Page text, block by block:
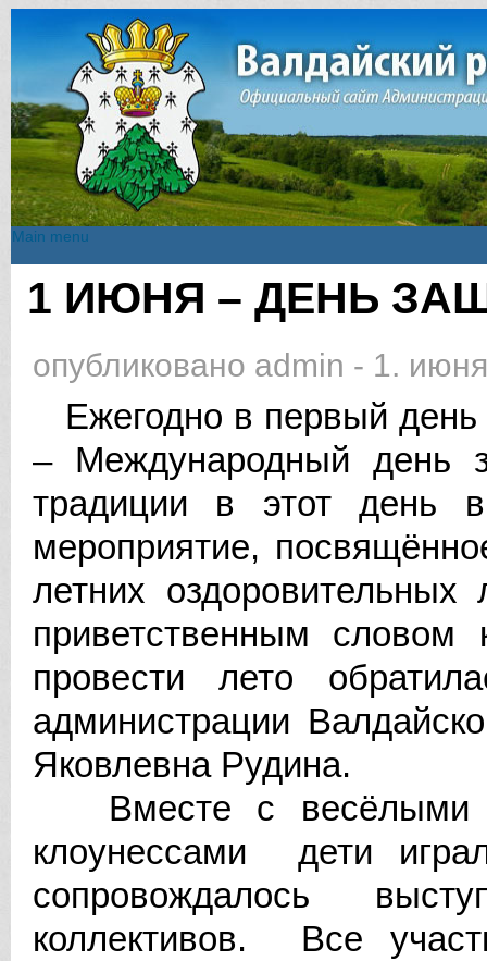
Main menu
Вы здесь
1 ИЮНЯ – ДЕНЬ
опубликовано admin - 1.
Ежегодно в первый день
– Международный день
традиции в этот день
мероприятие,
летних
приветственным
провести лето
администрации
Яковлевна Рудина.
Вместе с весёлыми
клоунессами дети
сопровождалось
коллективов. Все